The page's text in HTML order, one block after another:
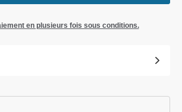
en plusieurs fois sous conditions.